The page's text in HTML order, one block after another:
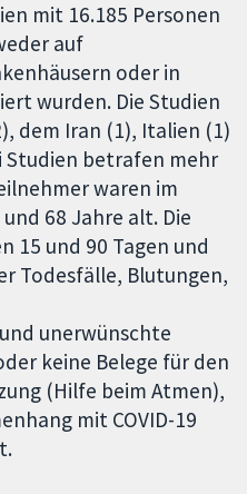
mit 16.185 Personen
auf
oder in
wurden. Die Studien
dem Iran (1), Italien (1)
Studien betrafen mehr
waren im
68 Jahre alt. Die
15 und 90 Tagen und
Todesfälle, Blutungen,
unerwünschte
keine Belege für den
(Hilfe beim Atmen),
mit COVID-19